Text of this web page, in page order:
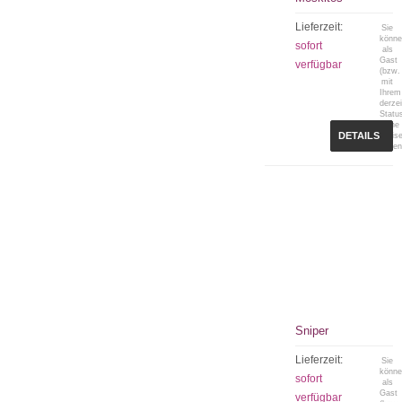
Lieferzeit:
sofort
verfügbar
Sie
als
Gast
(bzw.
mit
Ihrem
keine
DETAILS
Sniper
Lieferzeit:
sofort
verfügbar
Sie
als
Gast